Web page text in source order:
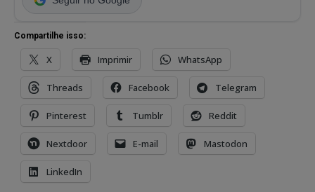
Compartilhe isso:
X Imprimir WhatsApp
Threads Facebook Telegram
Pinterest Tumblr Reddit
Nextdoor E-mail Mastodon
LinkedIn